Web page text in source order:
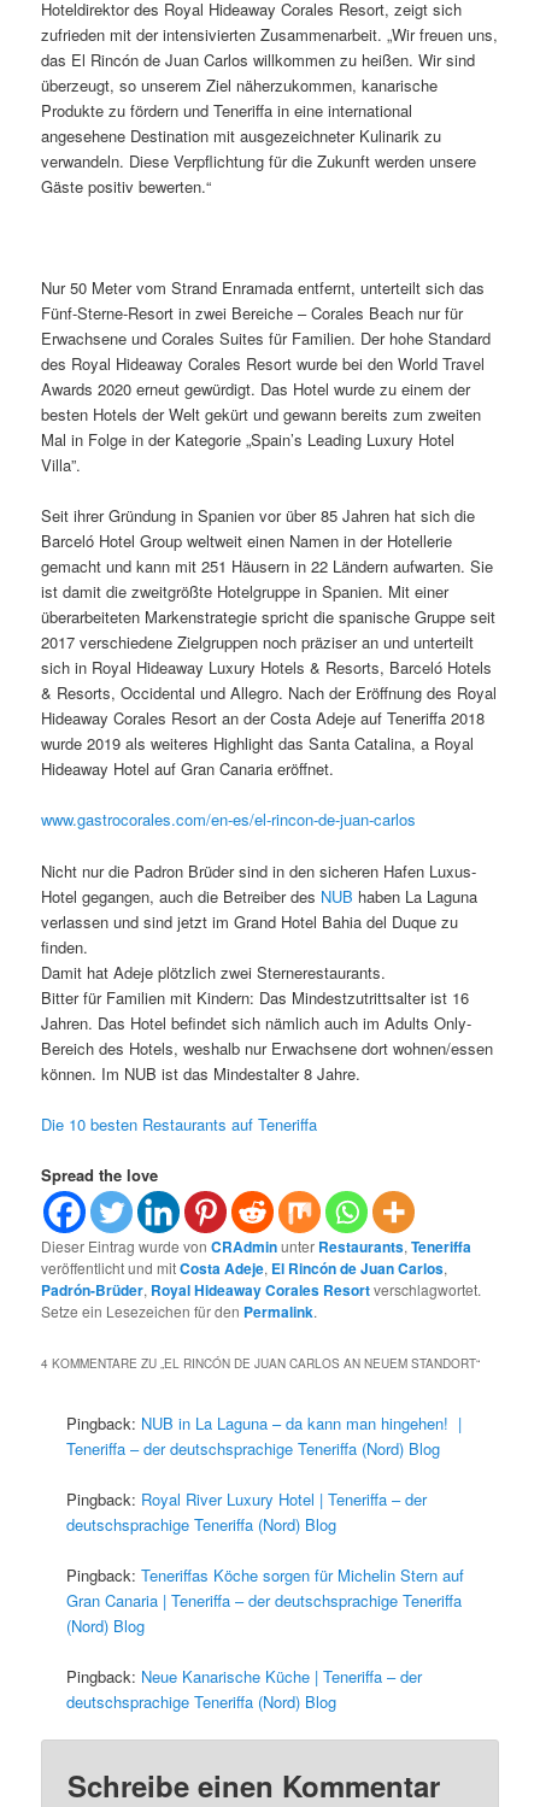
Hoteldirektor des Royal Hideaway Corales Resort, zeigt sich
zufrieden mit der intensivierten Zusammenarbeit. „Wir freuen uns,
das El Rincón de Juan Carlos willkommen zu heißen. Wir sind
überzeugt, so unserem Ziel näherzukommen, kanarische
Produkte zu fördern und Teneriffa in eine international
angesehene Destination mit ausgezeichneter Kulinarik zu
verwandeln. Diese Verpflichtung für die Zukunft werden unsere
Gäste positiv bewerten.“
Nur 50 Meter vom Strand Enramada entfernt, unterteilt sich das
Fünf-Sterne-Resort in zwei Bereiche – Corales Beach nur für
Erwachsene und Corales Suites für Familien. Der hohe Standard
des Royal Hideaway Corales Resort wurde bei den World Travel
Awards 2020 erneut gewürdigt. Das Hotel wurde zu einem der
besten Hotels der Welt gekürt und gewann bereits zum zweiten
Mal in Folge in der Kategorie „Spain’s Leading Luxury Hotel
Villa”.
Seit ihrer Gründung in Spanien vor über 85 Jahren hat sich die
Barceló Hotel Group weltweit einen Namen in der Hotellerie
gemacht und kann mit 251 Häusern in 22 Ländern aufwarten. Sie
ist damit die zweitgrößte Hotelgruppe in Spanien. Mit einer
überarbeiteten Markenstrategie spricht die spanische Gruppe seit
2017 verschiedene Zielgruppen noch präziser an und unterteilt
sich in Royal Hideaway Luxury Hotels & Resorts, Barceló Hotels
& Resorts, Occidental und Allegro. Nach der Eröffnung des Royal
Hideaway Corales Resort an der Costa Adeje auf Teneriffa 2018
wurde 2019 als weiteres Highlight das Santa Catalina, a Royal
Hideaway Hotel auf Gran Canaria eröffnet.
www.gastrocorales.com/en-es/el-rincon-de-juan-carlos
Nicht nur die Padron Brüder sind in den sicheren Hafen Luxus-
Hotel gegangen, auch die Betreiber des NUB haben La Laguna
verlassen und sind jetzt im Grand Hotel Bahia del Duque zu
finden.
Damit hat Adeje plötzlich zwei Sternerestaurants.
Bitter für Familien mit Kindern: Das Mindestzutrittsalter ist 16
Jahren. Das Hotel befindet sich nämlich auch im Adults Only-
Bereich des Hotels, weshalb nur Erwachsene dort wohnen/essen
können. Im NUB ist das Mindestalter 8 Jahre.
Die 10 besten Restaurants auf Teneriffa
Spread the love
Dieser Eintrag wurde vonCRAdminunter Restaurants,Teneriffa
veröffentlicht und mitCosta Adeje, El Rincón de Juan Carlos,
Padrón-Brüder, Royal Hideaway Corales Resortverschlagwortet.
Setze ein Lesezeichen für den Permalink.
4 KOMMENTARE ZU „EL RINCÓN DE JUAN CARLOS AN NEUEM STANDORT“
Pingback: NUB in La Laguna – da kann man hingehen! |
Teneriffa – der deutschsprachige Teneriffa (Nord) Blog
Pingback: Royal River Luxury Hotel | Teneriffa – der
deutschsprachige Teneriffa (Nord) Blog
Pingback:Teneriffas Köche sorgen für Michelin Stern auf
Gran Canaria | Teneriffa – der deutschsprachige Teneriffa
(Nord) Blog
Pingback: Neue Kanarische Küche | Teneriffa – der
deutschsprachige Teneriffa (Nord) Blog
Schreibe einen Kommentar